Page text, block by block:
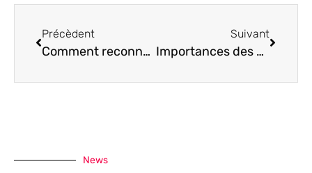
Précèdent
Comment reconnaitre un joint de culasse defectueux et comment le reparer ?
Suivant
Importances des équipements urbains
News